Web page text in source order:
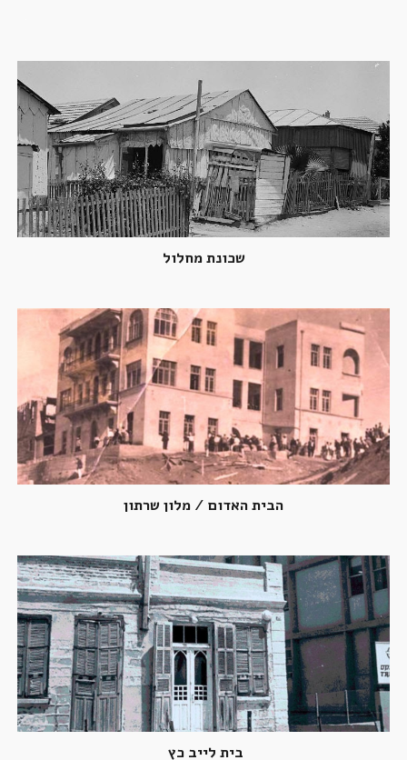
שכונת מחלול
הבית האדום / מלון שרתון
בית לייב כץ